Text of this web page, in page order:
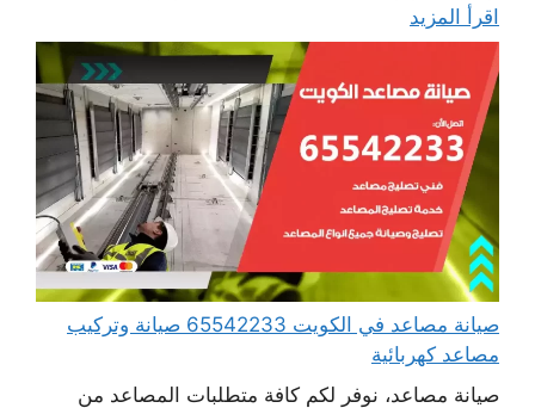
اقرأ المزيد
صيانة مصاعد في الكويت 65542233 صيانة وتركيب
مصاعد كهربائية
صيانة مصاعد، نوفر لكم كافة متطلبات المصاعد من